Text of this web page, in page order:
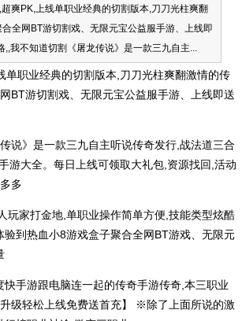
PK,上线单职业经典的切割版本,刀刀光柱爽翻
全网BT游切割戏、无限元宝公益服手游、上线即
我不知道切割《屠龙传说》是一款三九自主...
职业经典的切割版本,刀刀光柱爽翻激情的传
BT游切割戏、无限元宝公益服手游、上线即送
说》是一款三九自主听说传奇发行,战法道三合
游大全。每日上线可领取大礼包,资源找回,活动
多
玩家打金地,单职业操作简单方便,技能类型炫酷
到热血小8游戏盒子聚合全网BT游戏、无限元
手游跟电脑连一起的传奇手游传奇,本三职业
级轻松上线免费送首充】 ※除了上面所说的激